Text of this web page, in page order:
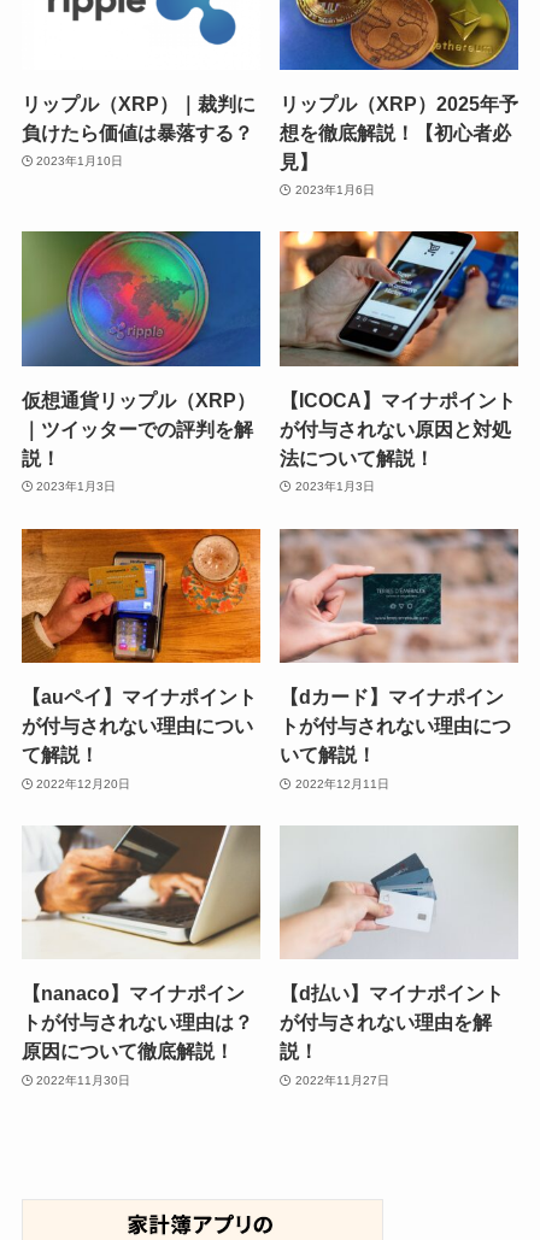
リップル（XRP）｜裁判に
負けたら価値は暴落する？
2023年1月10日
リップル（XRP）2025年予
想を徹底解説！【初心者必
見】
2023年1月6日
仮想通貨リップル（XRP）
｜ツイッターでの評判を解
説！
2023年1月3日
【ICOCA】マイナポイント
が付与されない原因と対処
法について解説！
2023年1月3日
【auペイ】マイナポイント
が付与されない理由につい
て解説！
2022年12月20日
【dカード】マイナポイン
トが付与されない理由につ
いて解説！
2022年12月11日
【nanaco】マイナポイン
トが付与されない理由は？
原因について徹底解説！
2022年11月30日
【d払い】マイナポイント
が付与されない理由を解
説！
2022年11月27日